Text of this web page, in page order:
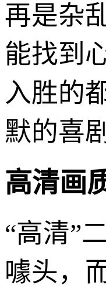
再是杂
能找到
入胜的
默的喜
高清画
“高清”
噱头，